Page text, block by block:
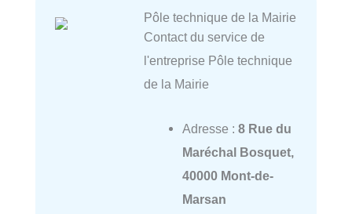
Pôle technique de la Mairie
Contact du service de
l'entreprise Pôle technique
de la Mairie
Adresse : 8 Rue du
Maréchal Bosquet,
40000 Mont-de-
Marsan